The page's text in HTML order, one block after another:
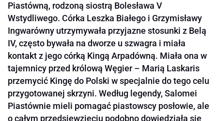
Piastówną, rodzoną siostrą Bolesława V
Wstydliwego. Córka Leszka Białego i Grzymisławy
Ingwarówny utrzymywała przyjazne stosunki z Belą
IV, często bywała na dworze u szwagra i miała
kontakt z jego córką Kingą Arpadówną. Miała ona w
tajemnicy przed królową Węgier – Marią Laskaris
przemycić Kingę do Polski w specjalnie do tego celu
przygotowanej skrzyni. Według legendy, Salomei
Piastównie mieli pomagać piastowscy posłowie, ale
o całym przedsięwzięciu podobno dowiedziała się